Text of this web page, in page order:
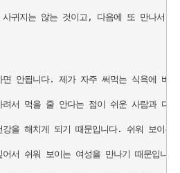
귀지는 않는 것이고, 다음에 또 만나서
면 안됩니다. 제가 자주 써먹는 식욕에 비
려서 먹을 줄 안다는 점이 쉬운 사람과 다
강을 해치게 되기 때문입니다. 쉬워 보이
어서 쉬워 보이는 여성을 만나기 때문입니